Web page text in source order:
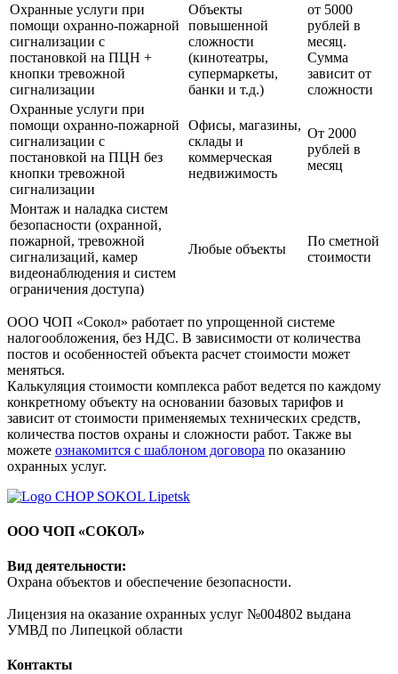
Охранные услуги при
помощи охранно-пожарной
сигнализации с
постановкой на ПЦН +
кнопки тревожной
сигнализации
Объекты
повышенной
сложности
(кинотеатры,
супермаркеты,
банки и т.д.)
от 5000
рублей в
месяц.
Сумма
зависит от
сложности
Охранные услуги при
помощи охранно-пожарной
сигнализации с
постановкой на ПЦН без
кнопки тревожной
сигнализации
Офисы, магазины,
склады и
коммерческая
недвижимость
От 2000
рублей в
месяц
Монтаж и наладка систем
безопасности (охранной,
пожарной, тревожной
сигнализаций, камер
видеонаблюдения и систем
ограничения доступа)
Любые объекты
По сметной
стоимости
ООО ЧОП «Сокол» работает по упрощенной системе
налогообложения, без НДС. В зависимости от количества
постов и особенностей объекта расчет стоимости может
меняться.
Калькуляция стоимости комплекса работ ведется по каждому
конкретному объекту на основании базовых тарифов и
зависит от стоимости применяемых технических средств,
количества постов охраны и сложности работ. Также вы
можете ознакомится с шаблоном договора по оказанию
охранных услуг.
ООО ЧОП «СОКОЛ»
Вид деятельности:
Охрана объектов и обеспечение безопасности.
Лицензия на оказание охранных услуг №004802 выдана
УМВД по Липецкой области
Контакты